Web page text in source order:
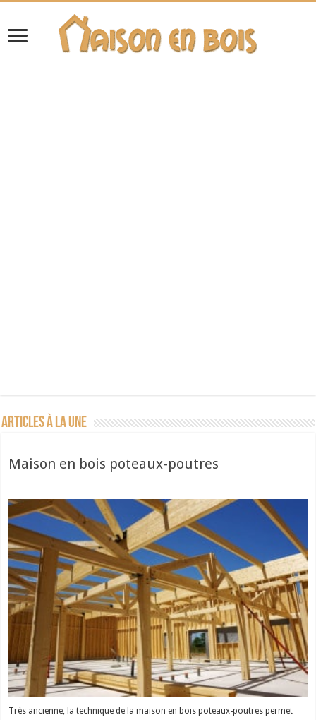
Articles à la une
Maison en bois poteaux-poutres
Très ancienne, la technique de la maison en bois poteaux-poutres permet